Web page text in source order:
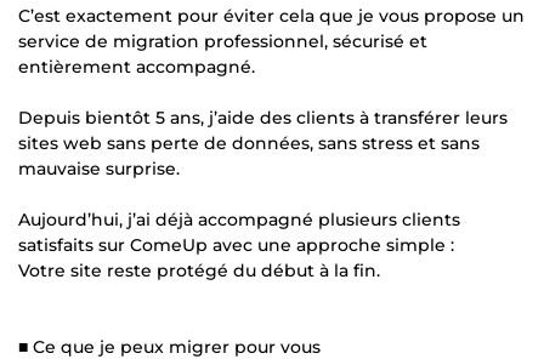
C’est exactement pour éviter cela que je vous propose un
service de migration professionnel, sécurisé et
entièrement accompagné.
Depuis bientôt 5 ans, j’aide des clients à transférer leurs
sites web sans perte de données, sans stress et sans
mauvaise surprise.
Aujourd’hui, j’ai déjà accompagné plusieurs clients
satisfaits sur ComeUp avec une approche simple :
Votre site reste protégé du début à la fin.
■ Ce que je peux migrer pour vous